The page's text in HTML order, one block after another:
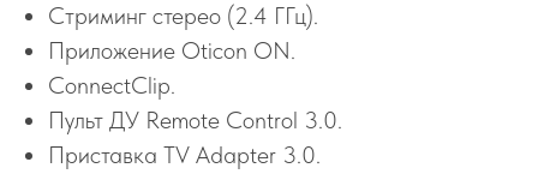
Стриминг стерео (2.4 ГГц).
Приложение Oticon ON.
ConnectClip.
Пульт ДУ Remote Control 3.0.
Приставка TV Adapter 3.0.